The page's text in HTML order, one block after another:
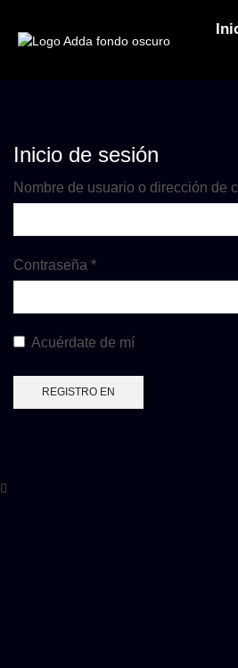
Inicio de sesión
Nombre de usuario o dirección de
Contraseña *
Acuérdate de mí
REGISTRO EN